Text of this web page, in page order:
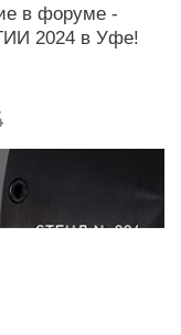
в форуме -
2024 в Уфе!